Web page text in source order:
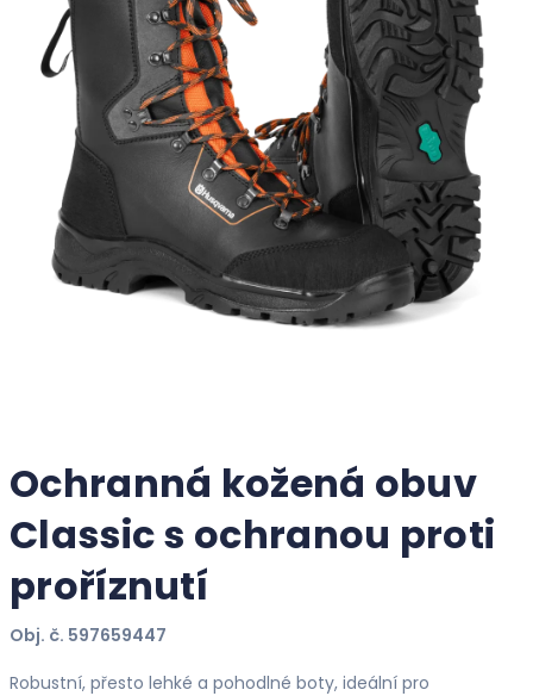
Ochranná kožená obuv
Classic s ochranou proti
proříznutí
Obj. č. 597659447
Robustní, přesto lehké a pohodlné boty, ideální pro